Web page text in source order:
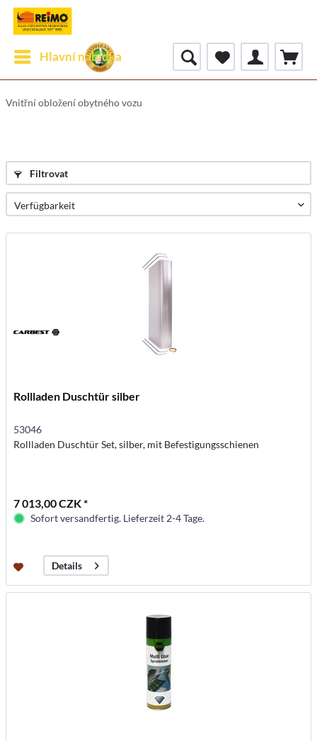
Hlavní nabídka
Vnitřní obložení obytného vozu
Filtrovat
Rollladen Duschtür silber
53046
Rollladen Duschtür Set, silber, mit Befestigungsschienen
7 013,00 CZK *
Sofort versandfertig. Lieferzeit 2-4 Tage.
Details